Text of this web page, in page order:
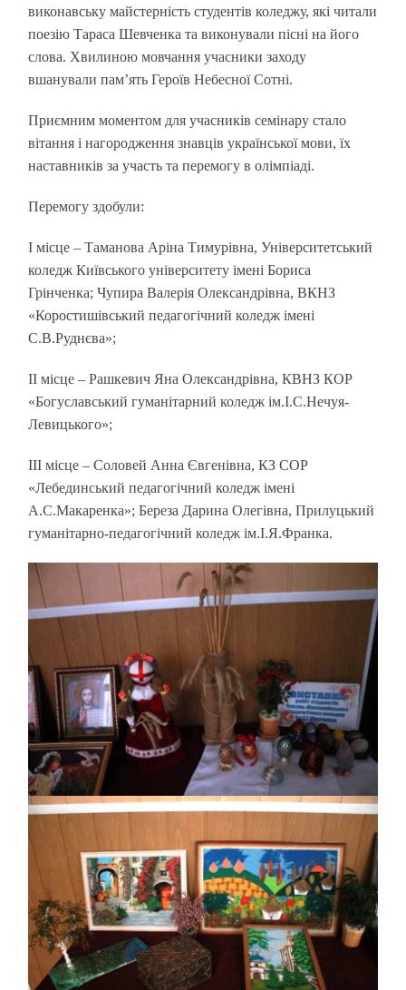
виконавську майстерність студентів коледжу, які читали
поезію Тараса Шевченка та виконували пісні на його
слова. Хвилиною мовчання учасники заходу
вшанували пам’ять Героїв Небесної Сотні.
Приємним моментом для учасників семінару стало
вітання і нагородження знавців української мови, їх
наставників за участь та перемогу в олімпіаді.
Перемогу здобули:
І місце – Таманова Аріна Тимурівна, Університетський
коледж Київського університету імені Бориса
Грінченка; Чупира Валерія Олександрівна, ВКНЗ
«Коростишівський педагогічний коледж імені
С.В.Руднєва»;
ІІ місце – Рашкевич Яна Олександрівна, КВНЗ КОР
«Богуславський гуманітарний коледж ім.І.С.Нечуя-
Левицького»;
ІІІ місце – Соловей Анна Євгенівна, КЗ СОР
«Лебединський педагогічний коледж імені
А.С.Макаренка»; Береза Дарина Олегівна, Прилуцький
гуманітарно-педагогічний коледж ім.І.Я.Франка.